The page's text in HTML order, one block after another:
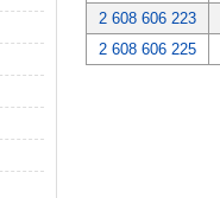
2 608 606 223
2 608 606 225